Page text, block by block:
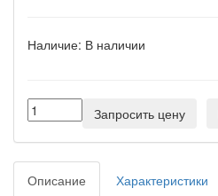
Наличие: В наличии
Запросить цену
Описание
Характеристики